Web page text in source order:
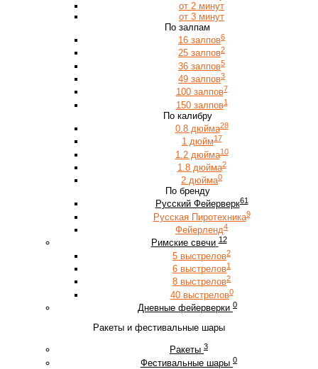
от 2 минут
от 3 минут
По залпам
16 залпов6
25 залпов2
36 залпов5
49 залпов3
100 залпов7
150 залпов1
По калибру
0.8 дюйма28
1 дюйм17
1.2 дюйма10
1.8 дюйма2
2 дюйма0
По бренду
Русский Фейерверк61
Русская Пиротехника9
Фейерленд4
Римские свечи 12
5 выстрелов2
6 выстрелов1
8 выстрелов2
40 выстрелов0
Дневные фейерверки 0
Ракеты и фестивальные шары
Ракеты 3
Фестивальные шары 0